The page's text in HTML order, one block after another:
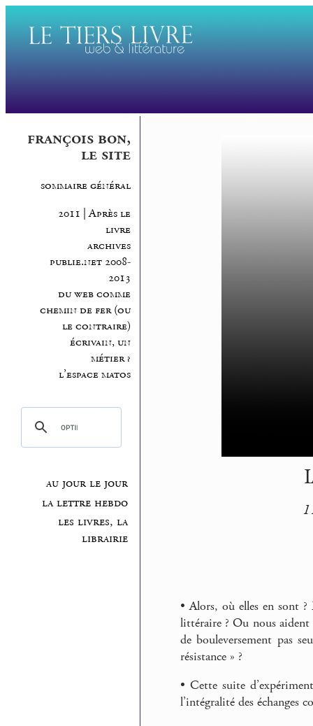
françois bon,
le site
sommaire général
2011 | Après le
livre
archives
publie.net 2008-
2013
du web comme
chemin de fer (ou
le contraire)
écrivain, un
métier ?
l’espace matos
au jour le jour
la lettre hebdo
les livres, la
librairie
• Alors, où elles en sont
littéraire ? Ou nous
de bouleversement pas
résistance » ?
• Cette suite
l’intégralité des échanges